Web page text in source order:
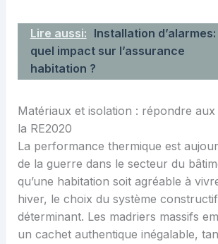
Lire aussi: Installation d’alarmes:
quel impact sur l’assurance
habitation ?
Matériaux et isolation : répondre aux
la RE2020
La performance thermique est
de la guerre dans le secteur du
qu’une habitation soit agréable à
hiver, le choix du système
déterminant. Les madriers massifs
un cachet authentique inégalable,